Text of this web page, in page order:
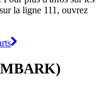
la ligne 111, ouvrez